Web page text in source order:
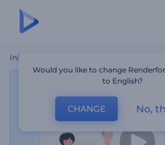
Início Kit De Ferramentas
Would you like to change
to English?
CHANGE No,